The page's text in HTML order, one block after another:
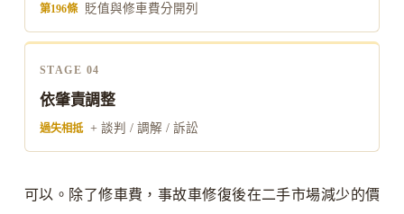
第196條 貶值與修車費分開列
STAGE 04
依肇責調整
過失相抵 + 談判 / 調解 / 訴訟
可以。除了修車費，事故車修復後在二手市場減少的價